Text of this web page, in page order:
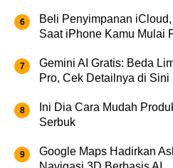
Beli Penyimpanan
Saat iPhone Kamu Mulai
Gemini AI Gratis: Beda
Pro, Cek Detailnya di Sini
Ini Dia Cara Mudah
Serbuk
Google Maps Hadirkan